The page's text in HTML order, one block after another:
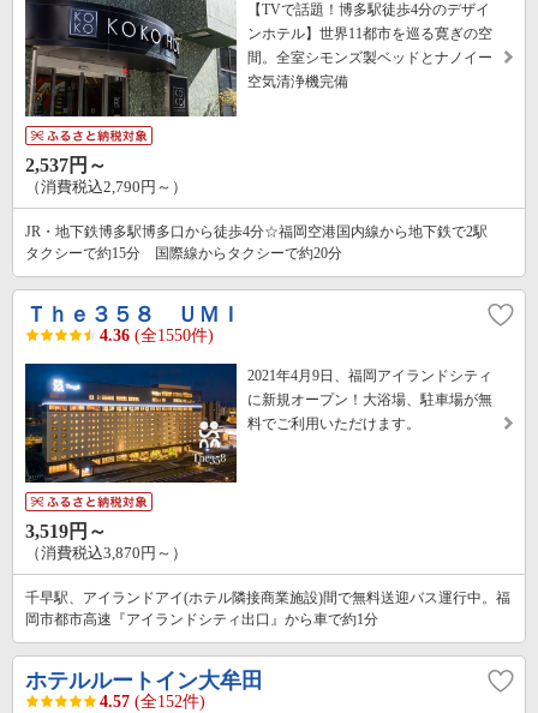
【TVで話題！博多駅徒歩4分のデザイ
ンホテル】世界11都市を巡る寛ぎの空
間。全室シモンズ製ベッドとナノイー
空気清浄機完備
2,537円～
（消費税込2,790円～）
JR・地下鉄博多駅博多口から徒歩4分☆福岡空港国内線から地下鉄で2駅
タクシーで約15分 国際線からタクシーで約20分
Ｔｈｅ３５８ ＵＭＩ
4.36 (全1550件)
2021年4月9日、福岡アイランドシティ
に新規オープン！大浴場、駐車場が無
料でご利用いただけます。
3,519円～
（消費税込3,870円～）
千早駅、アイランドアイ(ホテル隣接商業施設)間で無料送迎バス運行中。福
岡市都市高速『アイランドシティ出口』から車で約1分
ホテルルートイン大牟田
4.57 (全152件)